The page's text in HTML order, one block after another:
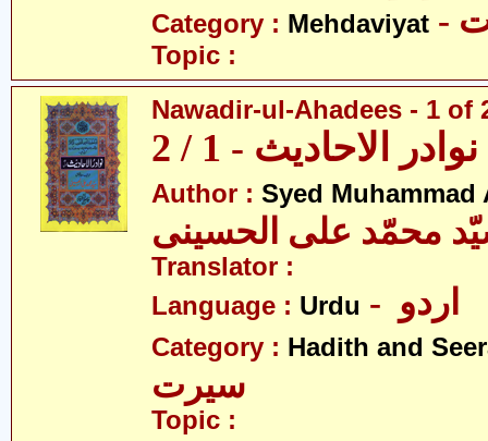
Category : Mehdaviyat
Topic :
Nawadir-ul-Ahadees - 1 of
نوادر الاحادیث - 1 / 2
Author : Syed
محمّد علی الحسینی
Translator :
Language : Urdu
Category : Hadith and
سیرت
Topic :